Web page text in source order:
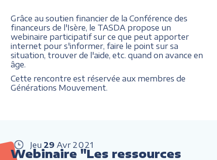
Grâce au soutien financier de la Conférence des
financeurs de l'Isère, le TASDA propose un
webinaire participatif sur ce que peut apporter
internet pour s'informer, faire le point sur sa
situation, trouver de l'aide, etc. quand on avance en
âge.
Cette rencontre est réservée aux membres de
Générations Mouvement.
Jeu 29 Avr 2021
Webinaire "Les ressources